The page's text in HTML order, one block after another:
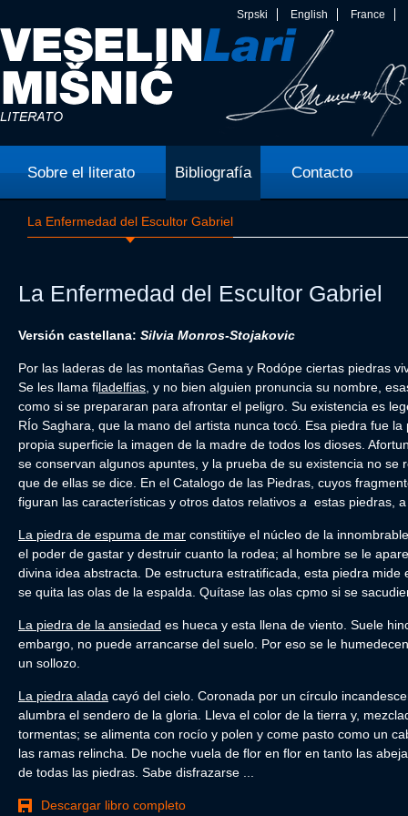
Srpski English France
Sobre el literato Bibliografía Contacto
La Enfermedad del Escultor Gabriel
La Enfermedad del Escultor Gabriel
Versión castellana: Silvia Monros-Stojakovic
Por las laderas de las montañas Gema y Rodópe ciertas piedras
Se les llama filadelfias , y no bien alguien pronuncia su nombre,
como si se prepararan para afrontar el peligro. Su existencia es
RÍo Saghara, que la mano del artista nunca tocó. Esa piedra fue
propia superficie la imagen de la madre de todos los dioses.
se conservan algunos apuntes, y la prueba de su existencia no se
que de ellas se dice. En el Catalogo de las Piedras, cuyos
figuran las características y otros datos relativos a estas piedras,
La piedra de espuma de mar constitiiye el núcleo de la
el poder de gastar y destruir cuanto la rodea; al hombre se le
divina idea abstracta. De estructura estratificada, esta piedra mide
se quita las olas de la espalda. Quítase las olas cpmo si se
La piedra de la ansiedad es hueca y esta llena de viento. Suele
embargo, no puede arrancarse del suelo. Por eso se le
un sollozo.
La piedra alada cayó del cielo. Coronada por un cír­culo
alumbra el sendero de la gloria. Lleva el color de la tierra y,
tormentas; se alimenta con rocío y polen y come pasto como un
las ramas relincha. De noche vuela de flor en flor en tanto las
de todas las piedras. Sabe disfrazarse ...
Descargar libro completo